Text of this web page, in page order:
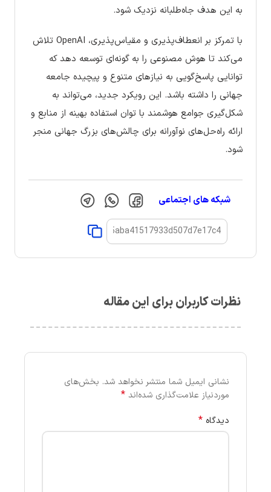
به این هدف جاه‌طلبانه نزدیک شود.
با تمرکز بر انعطاف‌پذیری و مقیاس‌پذیری، OpenAI تلاش
می‌کند تا هوش مصنوعی را به گونه‌ای توسعه دهد که
توانایی پاسخ‌گویی به نیازهای متنوع و پیچیده جامعه
جهانی را داشته باشد. این رویکرد جدید، می‌تواند به
شکل‌گیری جوامع هوشمند با توان استفاده بهینه از منابع و
ارائه راه‌حل‌های نوآورانه برای چالش‌های بزرگ جهانی منجر
شود.
شبکه های اجتماعی
نظرات کاربران برای این مقاله
نشانی ایمیل شما منتشر نخواهد شد. بخش‌های
موردنیاز علامت‌گذاری شده‌اند *
دیدگاه *